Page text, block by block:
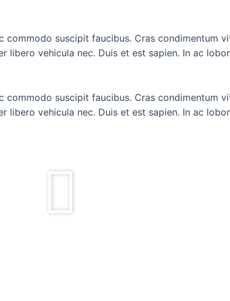
suscipit faucibus. Cras condimentum
libero vehicula nec. Duis et est sapien. In ac
suscipit faucibus. Cras condimentum
libero vehicula nec. Duis et est sapien. In ac